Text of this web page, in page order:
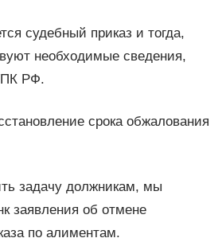
судебный приказ и тогда,
необходимые сведения,
РФ.
срока обжалования
задачу должникам, мы
заявления об отмене
по алиментам.